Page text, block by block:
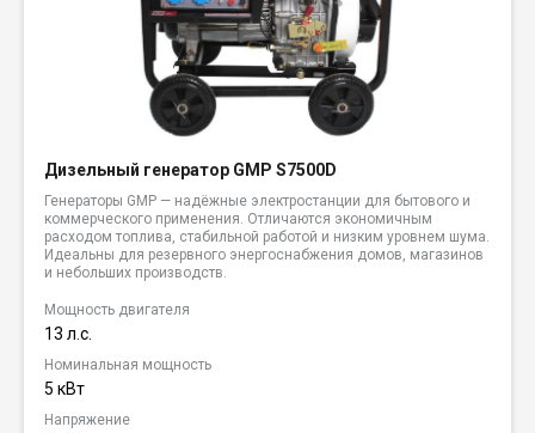
Дизельный генератор GMP S7500D
Генераторы GMP — надёжные электростанции для бытового и
коммерческого применения. Отличаются экономичным
расходом топлива, стабильной работой и низким уровнем шума.
Идеальны для резервного энергоснабжения домов, магазинов
и небольших производств.
Мощность двигателя
13 л.с.
Номинальная мощность
5 кВт
Напряжение